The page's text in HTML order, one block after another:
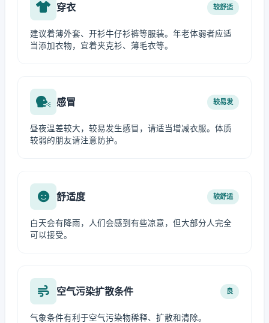
穿衣 较舒适
建议着薄外套、开衫牛仔衫裤等服装。年老体弱者应适
当添加衣物，宜着夹克衫、薄毛衣等。
感冒 较易发
昼夜温差较大，较易发生感冒，请适当增减衣服。体质
较弱的朋友请注意防护。
舒适度 较舒适
白天会有降雨，人们会感到有些凉意，但大部分人完全
可以接受。
空气污染扩散条件 良
气象条件有利于空气污染物稀释、扩散和清除。